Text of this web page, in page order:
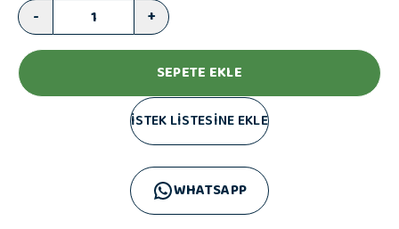
- +
SEPETE EKLE
İSTEK LİSTESİNE EKLE
WHATSAPP